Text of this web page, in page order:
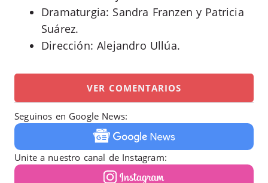
Dramaturgia: Sandra Franzen y Patricia
Suárez.
Dirección: Alejandro Ullúa.
VER COMENTARIOS
Seguinos en Google News:
Unite a nuestro canal de Instagram: